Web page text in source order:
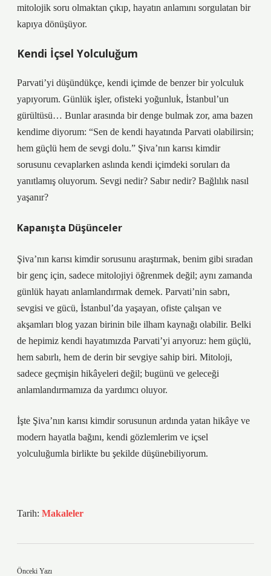
mitolojik soru olmaktan çıkıp, hayatın anlamını sorgulatan bir
kapıya dönüşüyor.
Kendi İçsel Yolculuğum
Parvati’yi düşündükçe, kendi içimde de benzer bir yolculuk
yapıyorum. Günlük işler, ofisteki yoğunluk, İstanbul’un
gürültüsü… Bunlar arasında bir denge bulmak zor, ama bazen
kendime diyorum: “Sen de kendi hayatında Parvati olabilirsin;
hem güçlü hem de sevgi dolu.” Şiva’nın karısı kimdir
sorusunu cevaplarken aslında kendi içimdeki soruları da
yanıtlamış oluyorum. Sevgi nedir? Sabır nedir? Bağlılık nasıl
yaşanır?
Kapanışta Düşünceler
Şiva’nın karısı kimdir sorusunu araştırmak, benim gibi sıradan
bir genç için, sadece mitolojiyi öğrenmek değil; aynı zamanda
günlük hayatı anlamlandırmak demek. Parvati’nin sabrı,
sevgisi ve gücü, İstanbul’da yaşayan, ofiste çalışan ve
akşamları blog yazan birinin bile ilham kaynağı olabilir. Belki
de hepimiz kendi hayatımızda Parvati’yi arıyoruz: hem güçlü,
hem sabırlı, hem de derin bir sevgiye sahip biri. Mitoloji,
sadece geçmişin hikâyeleri değil; bugünü ve geleceği
anlamlandırmamıza da yardımcı oluyor.
İşte Şiva’nın karısı kimdir sorusunun ardında yatan hikâye ve
modern hayatla bağını, kendi gözlemlerim ve içsel
yolculuğumla birlikte bu şekilde düşünebiliyorum.
Tarih: Makaleler
Önceki Yazı